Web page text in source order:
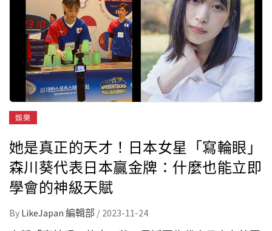
娛樂
她是真正的天才！日本女星「寫輪眼」
森川葵代表日本贏金牌：什麼也能立即
學會的神級天賦
By LikeJapan 編輯部 / 2023-11-24